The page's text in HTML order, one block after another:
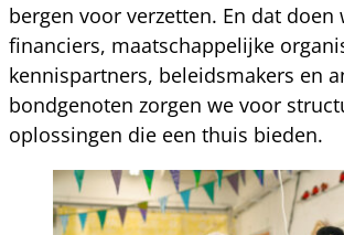
bergen voor verzetten. En dat doen
financiers, maatschappelijke
kennispartners, beleidsmakers en
bondgenoten zorgen we voor
oplossingen die een thuis bieden.